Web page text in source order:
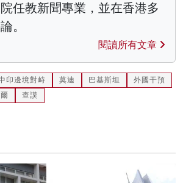
任教新聞專業，並在香港多
。
閱讀所有文章
印邊境對峙 莫迪 巴基斯坦
外國干預
查謨